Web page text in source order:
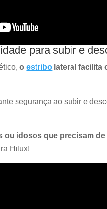
para subir e
oestribo lateral facilita
segurança ao subir e
ou idosos que precisam
Hilux!